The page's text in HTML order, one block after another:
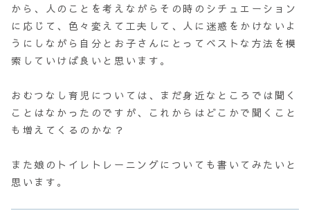
から、人のことを考えながらその時のシチュエーション
に応じて、色々変えて工夫して、人に迷惑をかけないよ
うにしながら自分とお子さんにとってベストな方法を模
索していけば良いと思います。
おむつなし育児については、まだ身近なところでは聞く
ことはなかったのですが、これからはどこかで聞くこと
も増えてくるのかな？
また娘のトイレトレーニングについても書いてみたいと
思います。